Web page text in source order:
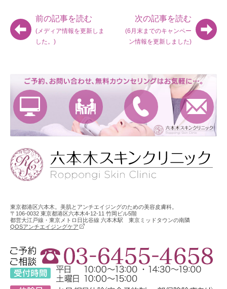
前の記事を読む
(メディア情報を更新しま
した。)
次の記事を読む
(6月末までのキャンペー
ン情報を更新しました)
東京都港区六本木。美肌とアンチエイジングのための美容皮膚科。
〒106-0032 東京都港区六本木4-12-11 竹岡ビル5階
都営大江戸線・東京メトロ日比谷線 六本木駅 東京ミッドタウンの南隣
QOSアンチエイジングケア